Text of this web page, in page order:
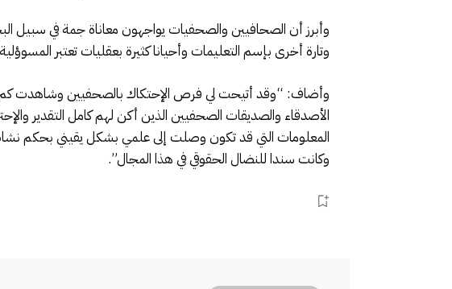
وأبرز أن الصحافيين والصحفيات يواجهون معاناة جمة في
وتارة أخرى بإسم التعليمات وأحيانا كثيرة بعقليات تعتبر
وأضاف: “وقد أتيحت لي فرص الإحتكاك بالصحفيين وشاهدت كم
الأصدقاء والصديقات الصحفيين الذين أكن لهم كامل التقدير
المعلومات التي قد تكون وصلت إلى علمي بشكل يقيني بحكم
وكانت سندا للنضال الحقوقي في هذا المجال”.